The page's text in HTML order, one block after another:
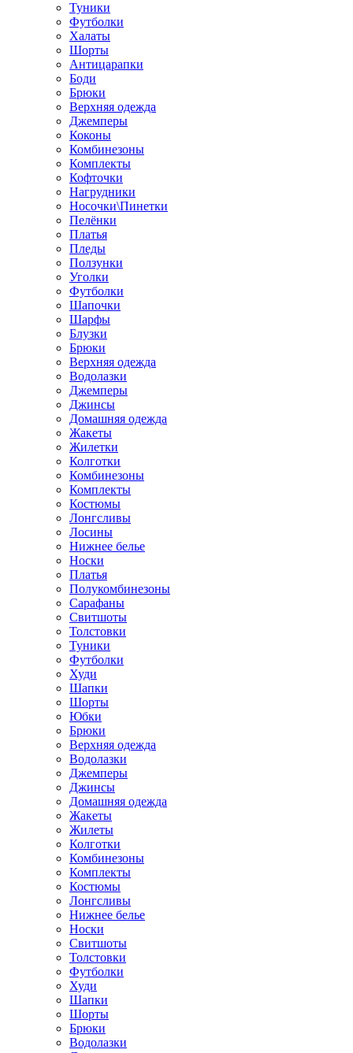
Туники
Футболки
Халаты
Шорты
Антицарапки
Боди
Брюки
Верхняя одежда
Джемперы
Коконы
Комбинезоны
Комплекты
Кофточки
Нагрудники
Носочки\Пинетки
Пелёнки
Платья
Пледы
Ползунки
Уголки
Футболки
Шапочки
Шарфы
Блузки
Брюки
Верхняя одежда
Водолазки
Джемперы
Джинсы
Домашняя одежда
Жакеты
Жилетки
Колготки
Комбинезоны
Комплекты
Костюмы
Лонгсливы
Лосины
Нижнее белье
Носки
Платья
Полукомбинезоны
Сарафаны
Свитшоты
Толстовки
Туники
Футболки
Худи
Шапки
Шорты
Юбки
Брюки
Верхняя одежда
Водолазки
Джемперы
Джинсы
Домашняя одежда
Жакеты
Жилеты
Колготки
Комбинезоны
Комплекты
Костюмы
Лонгсливы
Нижнее белье
Носки
Свитшоты
Толстовки
Футболки
Худи
Шапки
Шорты
Брюки
Водолазки